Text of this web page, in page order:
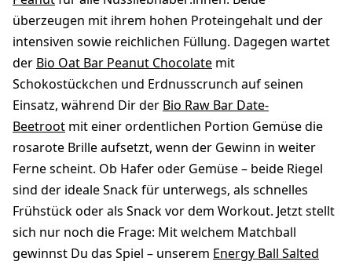
überzeugen mit ihrem hohen Proteingehalt und der
intensiven sowie reichlichen Füllung. Dagegen wartet
der Bio Oat Bar Peanut Chocolate mit
Schokostückchen und Erdnusscrunch auf seinen
Einsatz, während Dir der Bio Raw Bar Date-
Beetroot mit einer ordentlichen Portion Gemüse die
rosarote Brille aufsetzt, wenn der Gewinn in weiter
Ferne scheint. Ob Hafer oder Gemüse – beide Riegel
sind der ideale Snack für unterwegs, als schnelles
Frühstück oder als Snack vor dem Workout. Jetzt stellt
sich nur noch die Frage: Mit welchem Matchball
gewinnst Du das Spiel – unserem Energy Ball Salted